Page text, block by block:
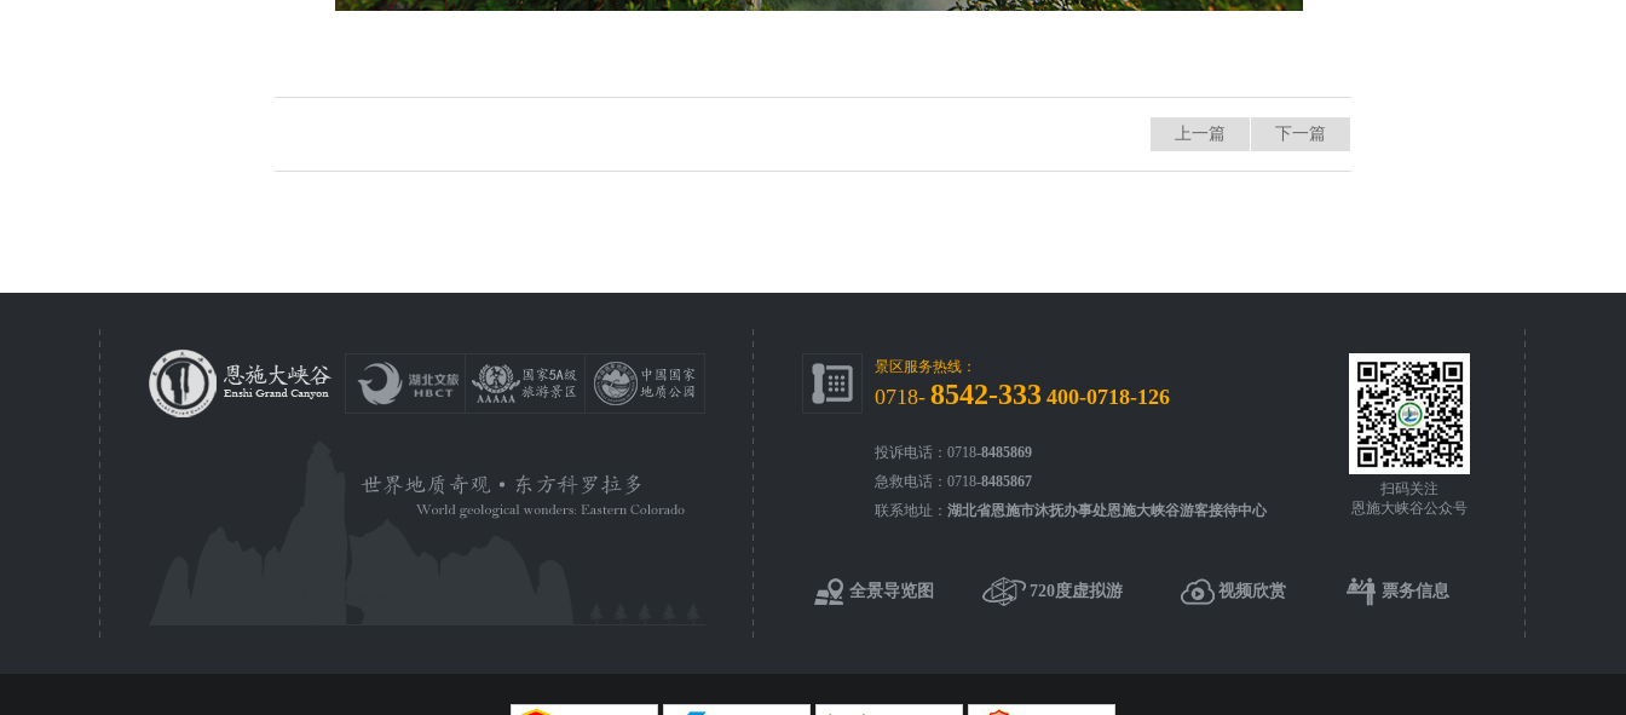
上一篇 下一篇
景区服务热线：
0718- 8542-333 400-0718-126
投诉电话：0718-8485869
急救电话：0718-8485867
联系地址： 湖北省恩施市沐抚办事处恩施大峡谷游客接待中心
扫码关注
恩施大峡谷公众号
全景导览图 720度虚拟游 视频欣赏 票务信息